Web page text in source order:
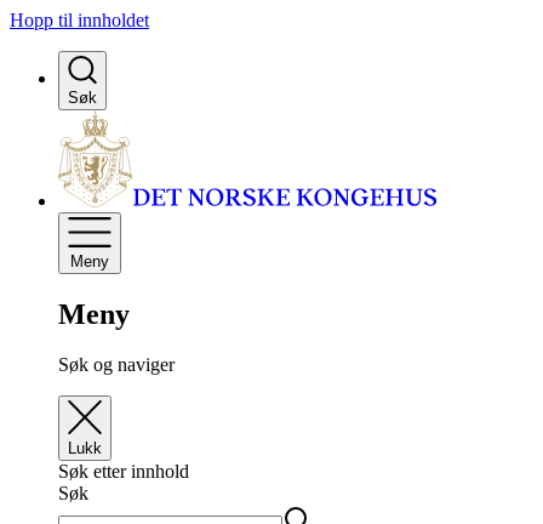
Hopp til innholdet
Søk
Meny
Meny
Søk og naviger
Lukk
Søk etter innhold
Søk